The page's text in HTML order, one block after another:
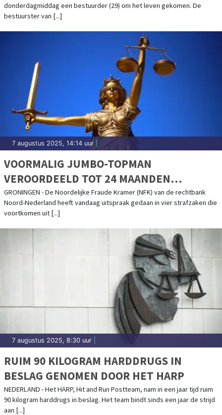
donderdagmiddag een bestuurder (29) om het leven gekomen. De
bestuurster van [...]
7 augustus 2025, 14:14 uur
VOORMALIG JUMBO-TOPMAN
VEROORDEELD TOT 24 MAANDEN
GEVANGENISSTRAF
GRONINGEN - De Noordelijke Fraude Kramer (NFK) van de rechtbank
Noord-Nederland heeft vandaag uitspraak gedaan in vier strafzaken die
voortkomen uit [...]
7 augustus 2025, 8:30 uur
RUIM 90 KILOGRAM HARDDRUGS IN
BESLAG GENOMEN DOOR HET HARP
NEDERLAND - Het HARP, Hit and Run Postteam, nam in een jaar tijd ruim
90 kilogram harddrugs in beslag. Het team bindt sinds een jaar de strijd
aan [...]